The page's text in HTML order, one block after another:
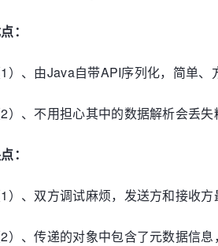
：
1）、由Java自带API序列化，简单、
2）、不用担心其中的数据解析会丢
：
1）、双方调试麻烦，发送方和接收
2）、传递的对象中包含了元数据信息